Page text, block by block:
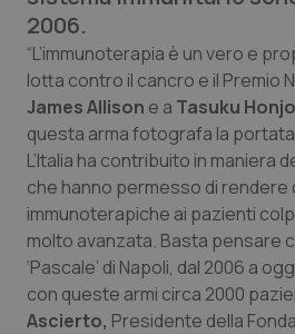
Basilicata
Calabria
Campania
Emilia-Romagna
Friuli Venezia Giulia
Lazio
Artrite & artrosi
Asma & BPCO
Car-T
Colesterolo &
Dermatite Atopica
Diabete & glucometri
QS Club
2006.
“L’immunoterapia è un vero e
lotta contro il cancro e il Premio
James Allison e a Tasuku Honjo
questa arma fotografa la
L’Italia ha contribuito in maniera
che hanno permesso di rendere
immunoterapiche ai pazienti
molto avanzata. Basta pensare
‘Pascale’ di Napoli, dal 2006 a
con queste armi circa 2000
Ascierto, Presidente della